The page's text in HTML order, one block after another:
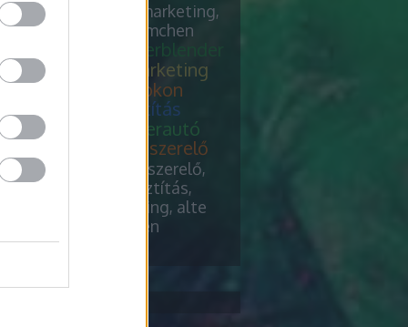
keresőmarketing,
verblender riemchen
chiptuning, verblender
keresőmarketing
felsőfokon
szőnyegtisztítás
és teherautó
chiptuning, fűtésszerelő
riemchen
vízszerelő,
szőnyegtisztítás,
chiptuning, alte
verblender riemchen